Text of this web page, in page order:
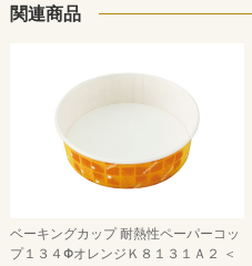
関連商品
ベーキングカップ 耐熱性ペーパーコッ
プ１３４ΦオレンジＫ８１３１Ａ２ ＜